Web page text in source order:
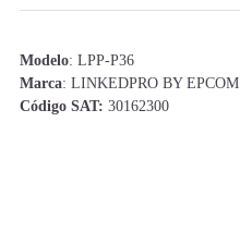
Modelo: LPP-P36
Marca: LINKEDPRO BY EPCOM
Código SAT: 30162300